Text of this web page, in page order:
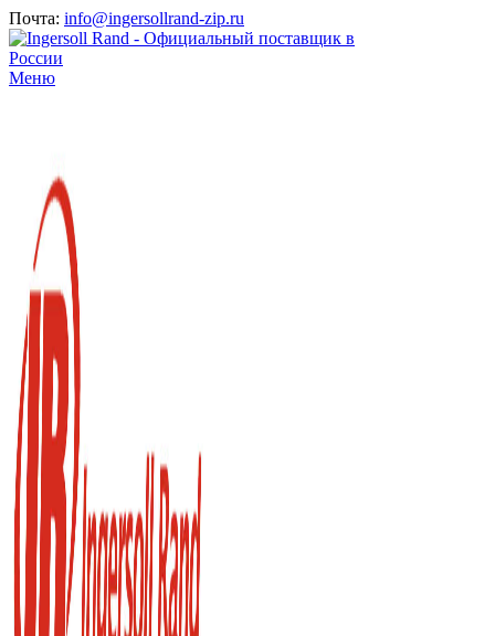
Почта: info@ingersollrand-zip.ru
Меню